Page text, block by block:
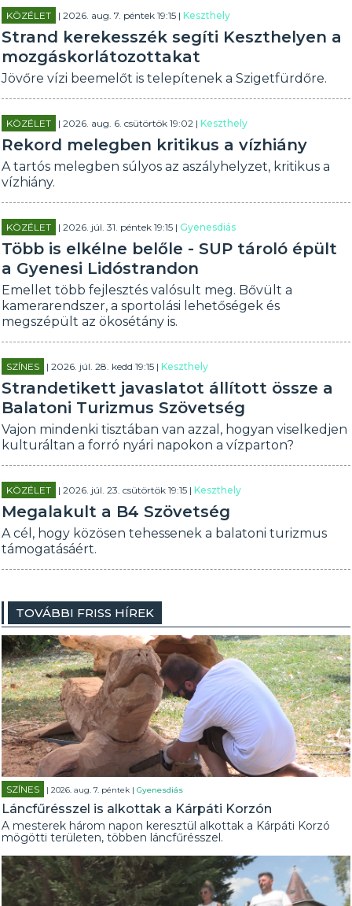
KÖZÉLET | 2026. aug. 7. péntek 19:15 |Keszthely
Strand kerekesszék segíti Keszthelyen a
mozgáskorlátozottakat
Jövőre vízi beemelőt is telepítenek a Szigetfürdőre.
KÖZÉLET | 2026. aug. 6. csütörtök 19:02 |Keszthely
Rekord melegben kritikus a vízhiány
A tartós melegben súlyos az aszályhelyzet, kritikus a
vízhiány.
KÖZÉLET | 2026. júl. 31. péntek 19:15 |Gyenesdiás
Több is elkélne belőle - SUP tároló épült
a Gyenesi Lidóstrandon
Emellet több fejlesztés valósult meg. Bővült a
kamerarendszer, a sportolási lehetőségek és
megszépült az ökosétány is.
SZÍNES | 2026. júl. 28. kedd 19:15 |Keszthely
Strandetikett javaslatot állított össze a
Balatoni Turizmus Szövetség
Vajon mindenki tisztában van azzal, hogyan viselkedjen
kulturáltan a forró nyári napokon a vízparton?
KÖZÉLET | 2026. júl. 23. csütörtök 19:15 |Keszthely
Megalakult a B4 Szövetség
A cél, hogy közösen tehessenek a balatoni turizmus
támogatásáért.
TOVÁBBI FRISS HÍREK
SZÍNES | 2026. aug. 7. péntek |Gyenesdiás
Láncfűrésszel is alkottak a Kárpáti Korzón
A mesterek három napon keresztül alkottak a Kárpáti Korzó
mögötti területen, többen láncfűrésszel.